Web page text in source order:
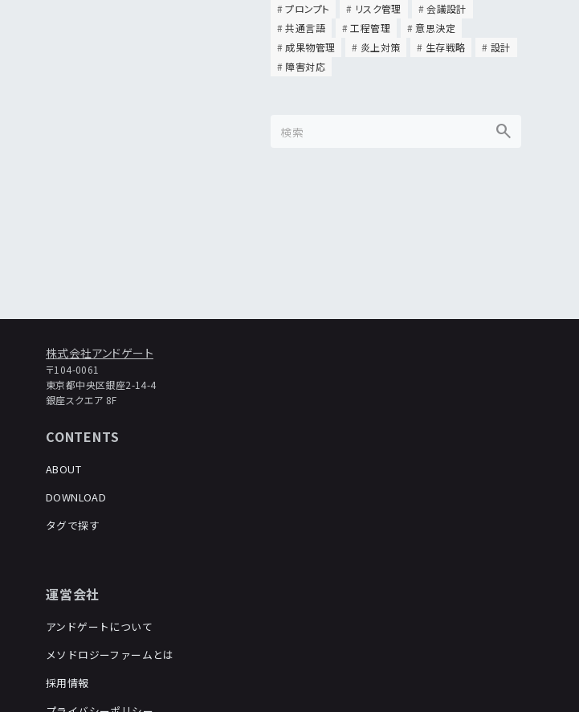
プロンプト
リスク管理
会議設計
共通言語
工程管理
意思決定
成果物管理
炎上対策 生存戦略
設計
障害対応
株式会社アンドゲート
〒104-0061
東京都中央区銀座2-14-4
銀座スクエア 8F
CONTENTS
ABOUT
DOWNLOAD
タグで探す
運営会社
アンドゲートについて
メソドロジーファームとは
採用情報